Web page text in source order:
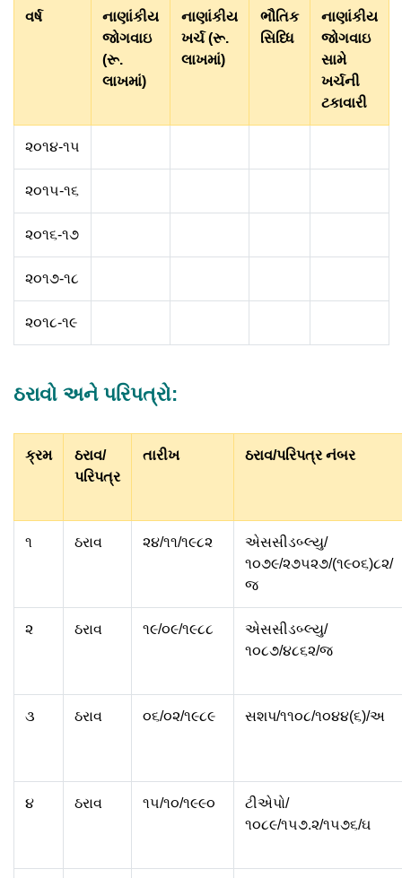
વર્ષ
નાણાંકીય
જોગવાઇ
(રૂ.
લાખમાં)
નાણાંકીય
ખર્ચ (રૂ.
લાખમાં)
ભૌતિક
સિધ્ધિ
નાણાંકીય
જોગવાઇ
સામે
ખર્ચની
ટકાવારી
૨૦૧૪-૧૫
૨૦૧૫-૧૬
૨૦૧૬-૧૭
૨૦૧૭-૧૮
૨૦૧૮-૧૯
ઠરાવો અને પરિપત્રો:
ક્રમ
ઠરાવ/
પરિપત્ર
તારીખ ઠરાવ/પરિપત્ર નંબર
૧ ઠરાવ ૨૪/૧૧/૧૯૮૨
એસસીડબ્લ્યુ/
૧૦૭૯/૨૭૫૨૭/(૧૯૦૬)૮૨/
જ
૨ ઠરાવ ૧૯/૦૯/૧૯૮૮
એસસીડબ્લ્યુ/
૧૦૮૭/૪૮૬૨/જ
૩ ઠરાવ ૦૬/૦૨/૧૯૮૯ સશપ/૧૧૦૮/૧૦૪૪(૬)/અ
૪ ઠરાવ ૧૫/૧૦/૧૯૯૦
ટીએપો/
૧૦૮૯/૧૫૭.૨/૧૫૭૬/ઘ